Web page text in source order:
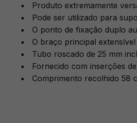
Produto extremamente
Pode ser utilizado para
O ponto de fixação duplo
O braço principal
Tubo roscado de 25 mm
Fornecido com inserções
Comprimento recolhido 58